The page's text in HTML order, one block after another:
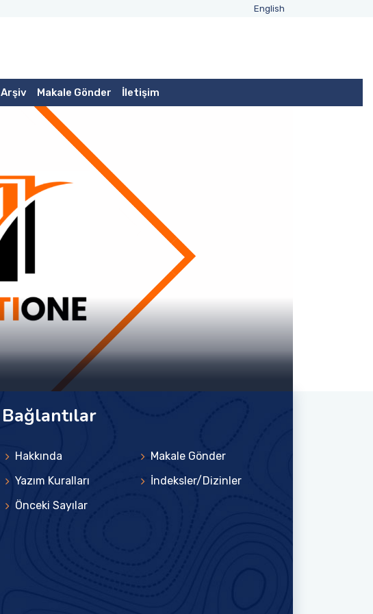
English
Arşiv Makale Gönder İletişim
Bağlantılar
Hakkında
Makale Gönder
Yazım Kuralları
İndeksler/Dizinler
Önceki Sayılar